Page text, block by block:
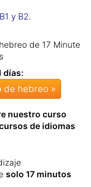
y B2.
días:
hebreo »
nuestro curso
de idiomas